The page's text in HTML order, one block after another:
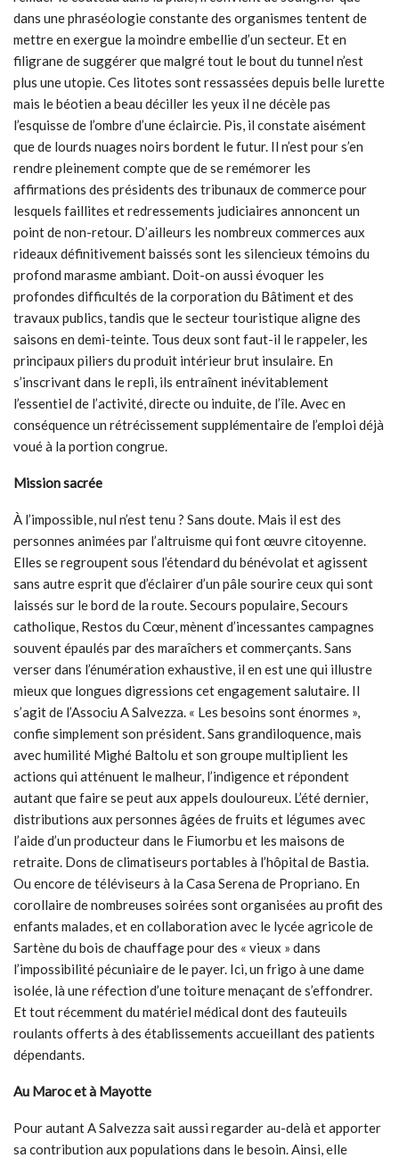
dans une phraséologie constante des organismes tentent de
mettre en exergue la moindre embellie d’un secteur. Et en
filigrane de suggérer que malgré tout le bout du tunnel n’est
plus une utopie. Ces litotes sont ressassées depuis belle lurette
mais le béotien a beau déciller les yeux il ne décèle pas
l’esquisse de l’ombre d’une éclaircie. Pis, il constate aisément
que de lourds nuages noirs bordent le futur. Il n’est pour s’en
rendre pleinement compte que de se remémorer les
affirmations des présidents des tribunaux de commerce pour
lesquels faillites et redressements judiciaires annoncent un
point de non-retour. D’ailleurs les nombreux commerces aux
rideaux définitivement baissés sont les silencieux témoins du
profond marasme ambiant. Doit-on aussi évoquer les
profondes difficultés de la corporation du Bâtiment et des
travaux publics, tandis que le secteur touristique aligne des
saisons en demi-teinte. Tous deux sont faut-il le rappeler, les
principaux piliers du produit intérieur brut insulaire. En
s’inscrivant dans le repli, ils entraînent inévitablement
l’essentiel de l’activité, directe ou induite, de l’île. Avec en
conséquence un rétrécissement supplémentaire de l’emploi déjà
voué à la portion congrue.
Mission sacrée
À l’impossible, nul n’est tenu ? Sans doute. Mais il est des
personnes animées par l’altruisme qui font œuvre citoyenne.
Elles se regroupent sous l’étendard du bénévolat et agissent
sans autre esprit que d’éclairer d’un pâle sourire ceux qui sont
laissés sur le bord de la route. Secours populaire, Secours
catholique, Restos du Cœur, mènent d’incessantes campagnes
souvent épaulés par des maraîchers et commerçants. Sans
verser dans l’énumération exhaustive, il en est une qui illustre
mieux que longues digressions cet engagement salutaire. Il
s’agit de l’Associu A Salvezza. « Les besoins sont énormes »,
confie simplement son président. Sans grandiloquence, mais
avec humilité Mighé Baltolu et son groupe multiplient les
actions qui atténuent le malheur, l’indigence et répondent
autant que faire se peut aux appels douloureux. L’été dernier,
distributions aux personnes âgées de fruits et légumes avec
l’aide d’un producteur dans le Fiumorbu et les maisons de
retraite. Dons de climatiseurs portables à l’hôpital de Bastia.
Ou encore de téléviseurs à la Casa Serena de Propriano. En
corollaire de nombreuses soirées sont organisées au profit des
enfants malades, et en collaboration avec le lycée agricole de
Sartène du bois de chauffage pour des « vieux » dans
l’impossibilité pécuniaire de le payer. Ici, un frigo à une dame
isolée, là une réfection d’une toiture menaçant de s’effondrer.
Et tout récemment du matériel médical dont des fauteuils
roulants offerts à des établissements accueillant des patients
dépendants.
Au Maroc et à Mayotte
Pour autant A Salvezza sait aussi regarder au-delà et apporter
sa contribution aux populations dans le besoin. Ainsi, elle